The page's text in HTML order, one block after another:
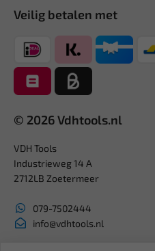
Veilig betalen met
© 2026 Vdhtools.nl
VDH Tools
Industrieweg 14 A
2712LB Zoetermeer
079-7502444
info@vdhtools.nl